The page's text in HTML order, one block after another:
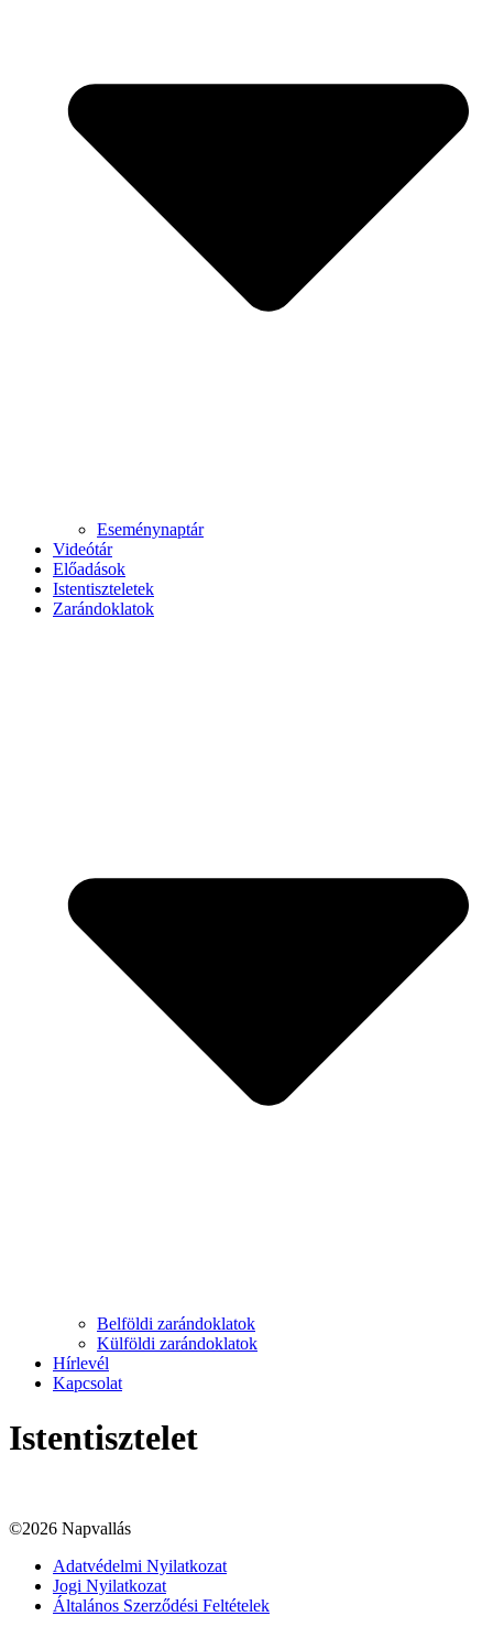
Eseménynaptár
Videótár
Előadások
Istentiszteletek
Zarándoklatok
Belföldi zarándoklatok
Külföldi zarándoklatok
Hírlevél
Kapcsolat
Istentisztelet
©2026 Napvallás
Adatvédelmi Nyilatkozat
Jogi Nyilatkozat
Általános Szerződési Feltételek